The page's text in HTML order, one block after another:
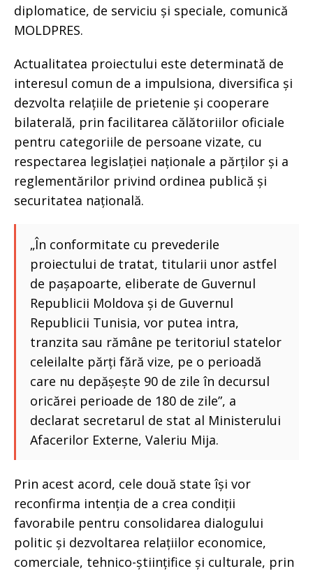
diplomatice, de serviciu și speciale, comunică
MOLDPRES.
Actualitatea proiectului este determinată de
interesul comun de a impulsiona, diversifica și
dezvolta relațiile de prietenie și cooperare
bilaterală, prin facilitarea călătoriilor oficiale
pentru categoriile de persoane vizate, cu
respectarea legislației naționale a părților și a
reglementărilor privind ordinea publică și
securitatea națională.
„În conformitate cu prevederile
proiectului de tratat, titularii unor astfel
de pașapoarte, eliberate de Guvernul
Republicii Moldova și de Guvernul
Republicii Tunisia, vor putea intra,
tranzita sau rămâne pe teritoriul statelor
celeilalte părți fără vize, pe o perioadă
care nu depășește 90 de zile în decursul
oricărei perioade de 180 de zile”, a
declarat secretarul de stat al Ministerului
Afacerilor Externe, Valeriu Mija.
Prin acest acord, cele două state își vor
reconfirma intenția de a crea condiții
favorabile pentru consolidarea dialogului
politic și dezvoltarea relațiilor economice,
comerciale, tehnico-științifice și culturale, prin